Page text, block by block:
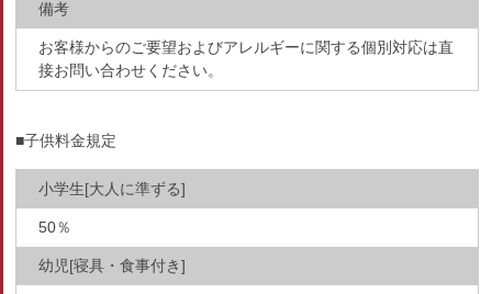
備考
お客様からのご要望およびアレルギーに関する個別対応は直
接お問い合わせください。
■子供料金規定
小学生[大人に準ずる]
50％
幼児[寝具・食事付き]